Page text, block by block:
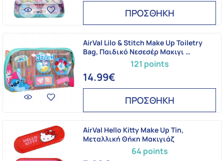
ΠΡΟΣΘΗΚΗ
121 points
AirVal Lilo & Stitch Make Up Toiletry
Bag, Παιδικό Νεσεσέρ Μακιγι …
14.99€
ΠΡΟΣΘΗΚΗ
64 points
AirVal Hello Kitty Make Up Tin,
Μεταλλική Θήκη Μακιγιάζ